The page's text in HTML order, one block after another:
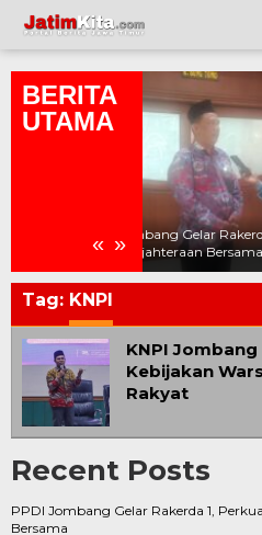
konten
BERITA
UTAMA
« »
1, Perkuat Soliditas
Pelatihan
Hotel Trawas,
Anggaran
Tag: KNPI
KNPI
Kebijakan
Rakyat
Recent Posts
PPDI Jombang Gelar Rakerda 1,
Bersama